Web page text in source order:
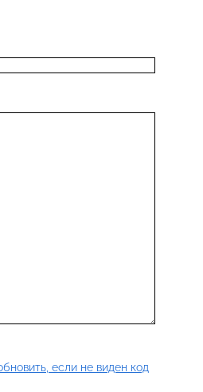
если не виден код